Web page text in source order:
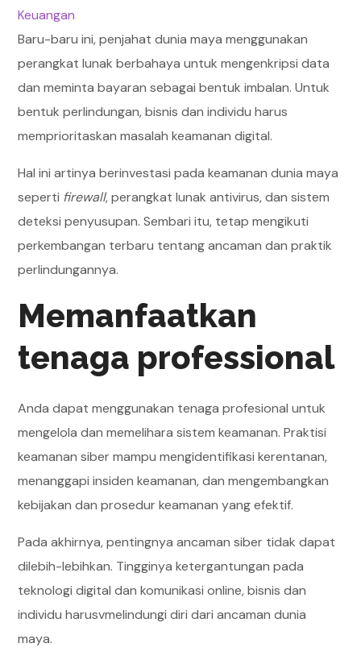
Keuangan
Baru-baru ini, penjahat dunia maya menggunakan
perangkat lunak berbahaya untuk mengenkripsi data
dan meminta bayaran sebagai bentuk imbalan. Untuk
bentuk perlindungan, bisnis dan individu harus
memprioritaskan masalah keamanan digital.
Hal ini artinya berinvestasi pada keamanan dunia maya
seperti firewall, perangkat lunak antivirus, dan sistem
deteksi penyusupan. Sembari itu, tetap mengikuti
perkembangan terbaru tentang ancaman dan praktik
perlindungannya.
Memanfaatkan
tenaga professional
Anda dapat menggunakan tenaga profesional untuk
mengelola dan memelihara sistem keamanan. Praktisi
keamanan siber mampu mengidentifikasi kerentanan,
menanggapi insiden keamanan, dan mengembangkan
kebijakan dan prosedur keamanan yang efektif.
Pada akhirnya, pentingnya ancaman siber tidak dapat
dilebih-lebihkan. Tingginya ketergantungan pada
teknologi digital dan komunikasi online, bisnis dan
individu harusvmelindungi diri dari ancaman dunia
maya.